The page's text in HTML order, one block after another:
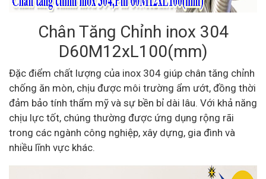
Chân Tăng Chỉnh inox 304
D60M12xL100(mm)
Đặc điểm chất lượng của inox 304 giúp chân tăng chỉnh
chống ăn mòn, chịu được môi trường ẩm ướt, đồng thời
đảm bảo tính thẩm mỹ và sự bền bỉ dài lâu. Với khả năng
chịu lực tốt, chúng thường được ứng dụng rộng rãi
trong các ngành công nghiệp, xây dựng, gia đình và
nhiều lĩnh vực khác.